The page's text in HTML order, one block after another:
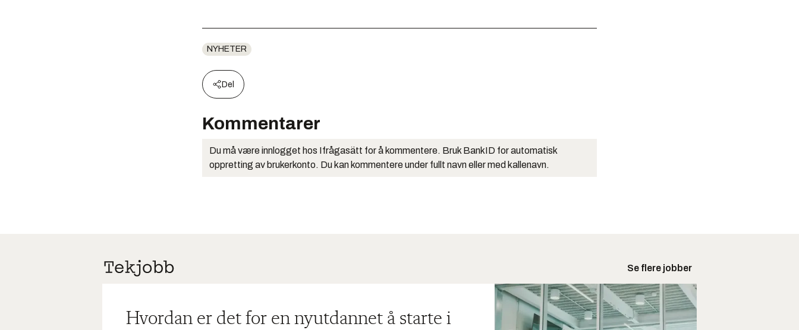
NYHETER
Del
Kommentarer
Du må være innlogget hos Ifrågasätt for å kommentere. Bruk BankID for automatisk
oppretting av brukerkonto. Du kan kommentere under fullt navn eller med kallenavn.
Se flere jobber
Hvordan er det for en nyutdannet å starte i